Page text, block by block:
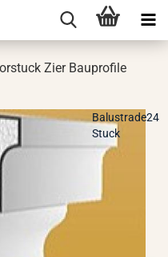
Zier Bau­pro­fi­le
Balustrade24
Stuck